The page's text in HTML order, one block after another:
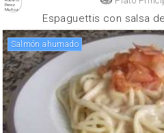
Espaguettis con salsa
Salmón ahumado